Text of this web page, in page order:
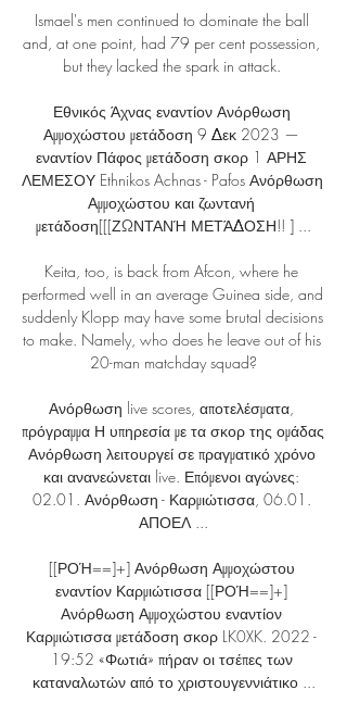
Ismael's men continued to dominate the ball
and, at one point, had 79 per cent possession,
but they lacked the spark in attack.
Εθνικός Άχνας εναντίον Ανόρθωση
Αμμοχώστου μετάδοση 9 Δεκ 2023 —
εναντίον Πάφος μετάδοση σκορ 1 ΑΡΗΣ
ΛΕΜΕΣΟΥ Ethnikos Achnas - Pafos Ανόρθωση
Αμμοχώστου και ζωντανή
μετάδοση[[[ΖΩΝΤΑΝΉ ΜΕΤΆΔΟΣΗ!! ] ...
Keita, too, is back from Afcon, where he
performed well in an average Guinea side, and
suddenly Klopp may have some brutal decisions
to make. Namely, who does he leave out of his
20-man matchday squad?
Ανόρθωση live scores, αποτελέσματα,
πρόγραμμα Η υπηρεσία με τα σκορ της ομάδας
Ανόρθωση λειτουργεί σε πραγματικό χρόνο
και ανανεώνεται live. Επόμενοι αγώνες:
02.01. Ανόρθωση - Καρμιώτισσα, 06.01.
ΑΠΟΕΛ ...
[[ΡΟΉ==]+] Ανόρθωση Αμμοχώστου
εναντίον Καρμιώτισσα [[ΡΟΉ==]+]
Ανόρθωση Αμμοχώστου εναντίον
Καρμιώτισσα μετάδοση σκορ LK0XK. 2022 -
19:52 «Φωτιά» πήραν οι τσέπες των
καταναλωτών από το χριστουγεννιάτικο ...